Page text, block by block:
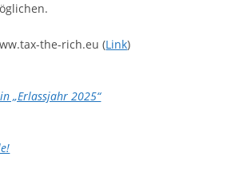
the-rich.eu (Link)
„Erlassjahr 2025“